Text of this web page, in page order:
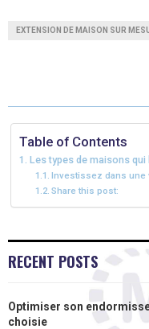
O
N
T
T
E
R
O
N
O
O
K
EXTENSION DE MAISON SUR
Table of Contents
Les types de maisons qui
Investissez dans une
Share this post:
RECENT POSTS
Optimiser son
choisie